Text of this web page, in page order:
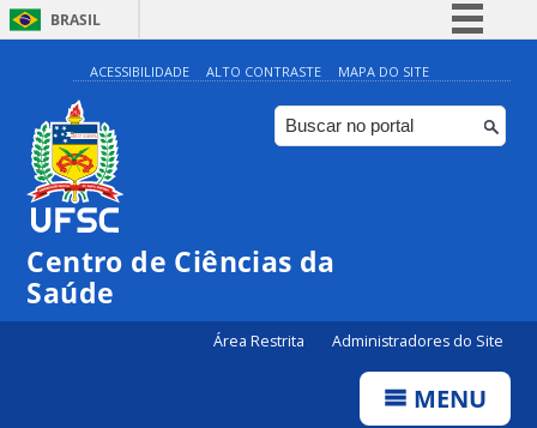
BRASIL
Simplifique!
Comunica BR
Participe
ACESSIBILIDADE ALTO CONTRASTE MAPA DO SITE
Centro de Ciências da
Saúde
Área Restrita Administradores do Site
MENU